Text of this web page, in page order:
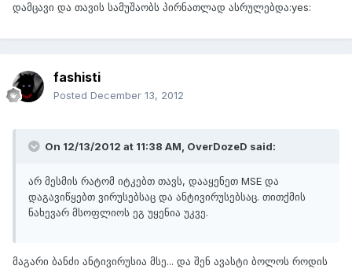
დამცავი და თავის სამუშაობს პირნათლად ასრულებდა:yes:
fashisti
Posted December 13, 2012
On 12/13/2012 at 11:38 AM, OverDozeD said:
არ მესმის რატომ იტკებთ თავს, დააყენეთ MSE და
დაგავიწყებთ ვირუსებსაც და ანტივირუსებსაც. თითქმის
ნახევარ მსოფლიოს ეგ უყენია უკვე.
მაგარი ბანძი ანტივირუსია მსე... და შენ ავასტი ბოლოს როდის